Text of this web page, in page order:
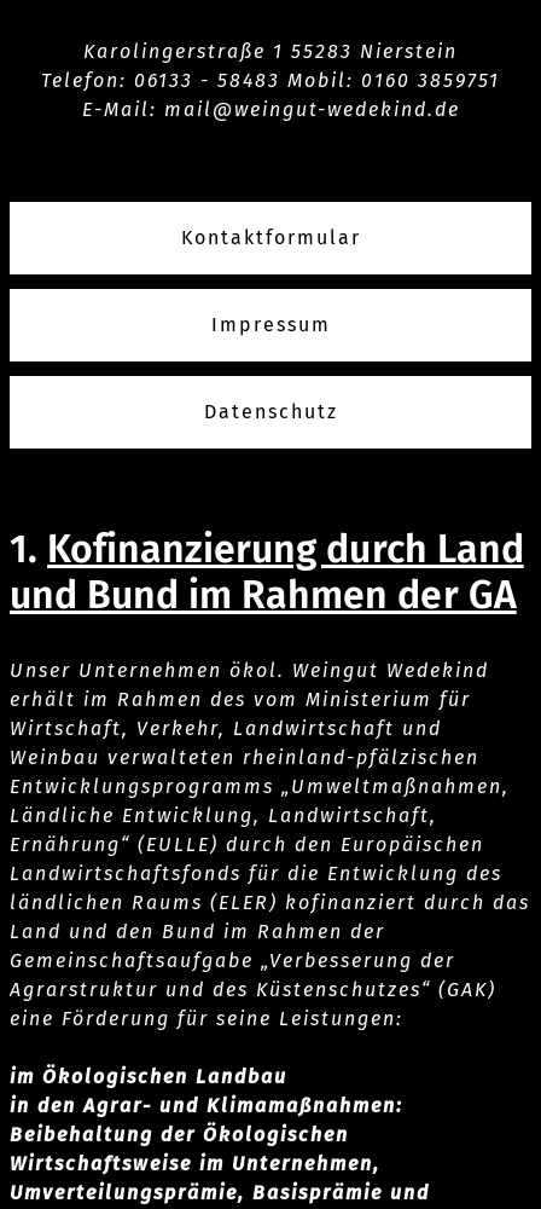
Karolingerstraße 1 55283 Nierstein
Telefon: 06133 - 58483 Mobil: 0160 3859751
E-Mail: mail@weingut-wedekind.de
Kontaktformular
Impressum
Datenschutz
1. Kofinanzierung durch Land
und Bund im Rahmen der GA
Unser Unternehmen ökol. Weingut Wedekind
erhält im Rahmen des vom Ministerium für
Wirtschaft, Verkehr, Landwirtschaft und
Weinbau verwalteten rheinland-pfälzischen
Entwicklungsprogramms „Umweltmaßnahmen,
Ländliche Entwicklung, Landwirtschaft,
Ernährung“ (EULLE) durch den Europäischen
Landwirtschaftsfonds für die Entwicklung des
ländlichen Raums (ELER) kofinanziert durch das
Land und den Bund im Rahmen der
Gemeinschaftsaufgabe „Verbesserung der
Agrarstruktur und des Küstenschutzes“ (GAK)
eine Förderung für seine Leistungen:
im Ökologischen Landbau
in den Agrar- und Klimamaßnahmen:
Beibehaltung der Ökologischen
Wirtschaftsweise im Unternehmen,
Umverteilungsprämie, Basisprämie und